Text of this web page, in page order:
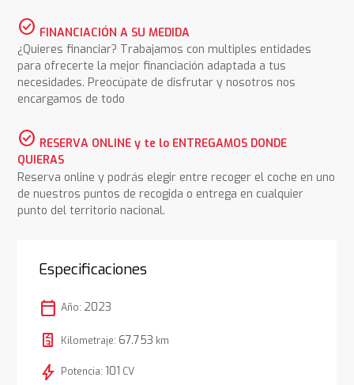
check_circle FINANCIACIÓN A SU MEDIDA
¿Quieres financiar? Trabajamos con multiples entidades
para ofrecerte la mejor financiación adaptada a tus
necesidades. Preocúpate de disfrutar y nosotros nos
encargamos de todo
check_circle RESERVA ONLINE y te lo ENTREGAMOS DONDE
QUIERAS
Reserva online y podrás elegir entre recoger el coche en uno
de nuestros puntos de recogida o entrega en cualquier
punto del territorio nacional.
Especificaciones
calendar_today Año: 2023
Kilometraje: 67.753 km
bolt Potencia: 101 CV